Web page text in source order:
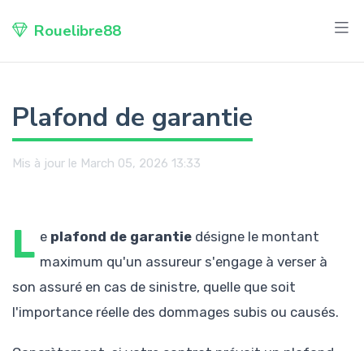
Rouelibre88
Plafond de garantie
Mis à jour le March 05, 2026 13:33
L e plafond de garantie désigne le montant
maximum qu'un assureur s'engage à verser à
son assuré en cas de sinistre, quelle que soit
l'importance réelle des dommages subis ou causés.